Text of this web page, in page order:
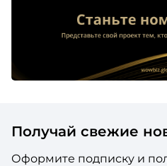
Получай свежие
Оформите подписку и